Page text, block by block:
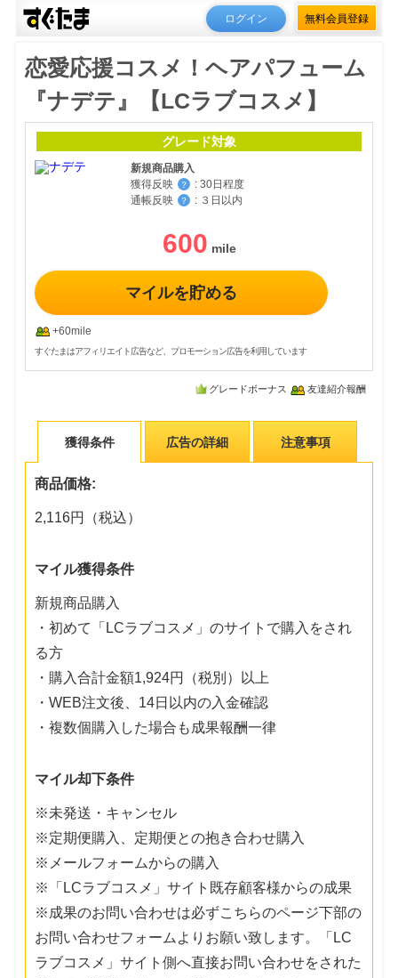
ログイン 無料会員登録
恋愛応援コスメ！ヘアパフューム
『ナデテ』【LCラブコスメ】
グレード対象
新規商品購入
獲得反映
？ : 30日程度
通帳反映
？ : ３日以内
600
マイルを貯める
+60mile
すぐたまはアフィリエイト広告など、プロモーション広告を利用しています
グレードボーナス 友達紹介報酬
獲得条件 広告の詳細 注意事項
商品価格:
2,116円（税込）
マイル獲得条件
新規商品購入
・初めて「LCラブコスメ」のサイトで購入をされ
る方
・購入合計金額1,924円（税別）以上
・WEB注文後、14日以内の入金確認
・複数個購入した場合も成果報酬一律
マイル却下条件
※未発送・キャンセル
※定期便購入、定期便との抱き合わせ購入
※メールフォームからの購入
※「LCラブコスメ」サイト既存顧客様からの成果
※成果のお問い合わせは必ずこちらのページ下部の
お問い合わせフォームよりお願い致します。「LC
ラブコスメ」サイト側へ直接お問い合わせをされた